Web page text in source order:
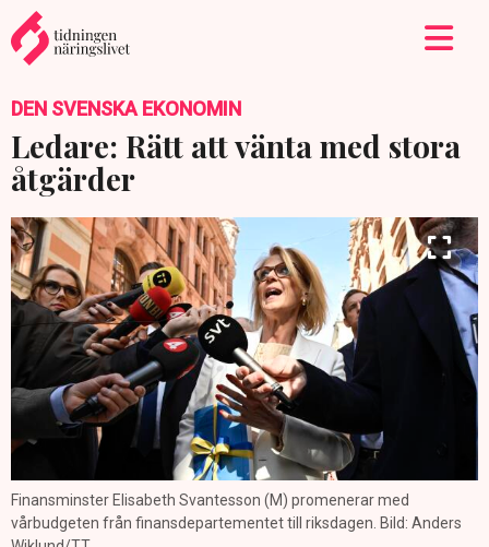
DEN SVENSKA EKONOMIN
Ledare: Rätt att vänta med stora
åtgärder
Finansminster Elisabeth Svantesson (M) promenerar med
vårbudgeten från finansdepartementet till riksdagen. Bild: Anders